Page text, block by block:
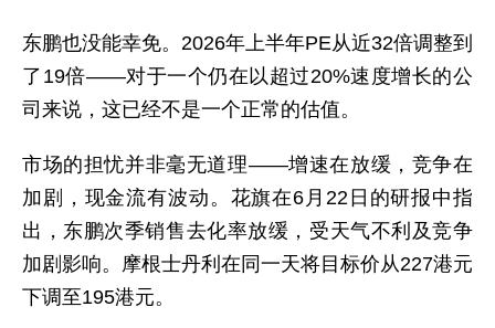
东鹏也没能幸免。2026年上半年PE从近32倍调整到
了19倍——对于一个仍在以超过20%速度增长的公
司来说，这已经不是一个正常的估值。
市场的担忧并非毫无道理——增速在放缓，竞争在
加剧，现金流有波动。花旗在6月22日的研报中指
出，东鹏次季销售去化率放缓，受天气不利及竞争
加剧影响。摩根士丹利在同一天将目标价从227港元
下调至195港元。